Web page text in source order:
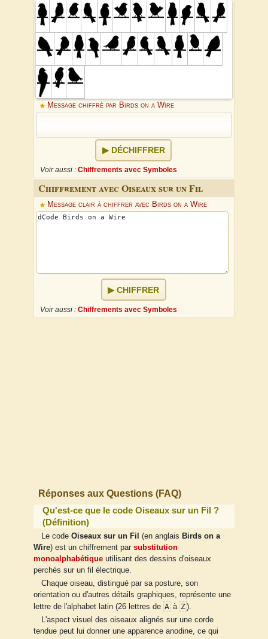
Message chiffré par Birds on a Wire
DÉCHIFFRER
Voir aussi : Chiffrements avec Symboles
Chiffrement avec Oiseaux sur un Fil
Message clair à chiffrer avec Birds on a Wire
CHIFFRER
Voir aussi : Chiffrements avec Symboles
Réponses aux Questions (FAQ)
Qu'est-ce que le code Oiseaux sur un Fil ?
(Définition)
Le code Oiseaux sur un Fil (en anglais Birds on a
Wire) est un chiffrement par substitution
monoalphabétique utilisant des dessins d'oiseaux
perchés sur un fil électrique.
Chaque oiseau, distingué par sa posture, son
orientation ou d'autres détails graphiques, représente une
lettre de l'alphabet latin (26 lettres de A à Z ).
L'aspect visuel des oiseaux alignés sur une corde
tendue peut lui donner une apparence anodine, ce qui